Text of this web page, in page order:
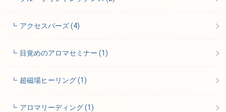
アクセスバーズ(4)
目覚めのアロマセミナー(1)
超磁場ヒーリング(1)
アロマリーディング(1)